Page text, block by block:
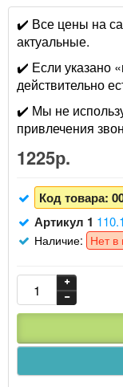
✔️ Все цены на
актуальные.
✔️ Если указано
действительно
✔️ Мы не
привлечения
1225р.
Код товара:
Артикул 1
Наличие: Нет в